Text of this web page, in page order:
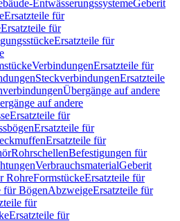
EntwässerungssystemeGeberit
Ersatzteile für
Ersatzteile für
Ersatzteile für
VerbindungenErsatzteile für
SteckverbindungenErsatzteile
Übergänge auf andere
auf andere
Ersatzteile für
Ersatzteile für
Ersatzteile für
RohrschellenBefestigungen für
VerbrauchsmaterialGeberit
RohreFormstückeErsatzteile für
für BögenAbzweigeErsatzteile für
für
Ersatzteile für